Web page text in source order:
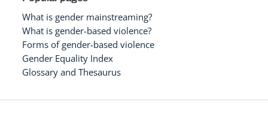
What is gender mainstreaming?
What is gender-based violence?
Forms of gender-based violence
Gender Equality Index
Glossary and Thesaurus